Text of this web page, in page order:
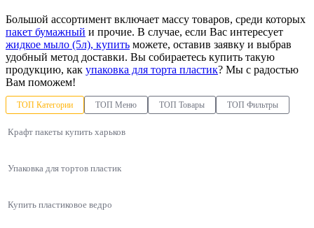
Большой ассортимент включает массу товаров, среди которых
пакет бумажный и прочие. В случае, если Вас интересует
жидкое мыло (5л), купить можете, оставив заявку и выбрав
удобный метод доставки. Вы собираетесь купить такую
продукцию, как упаковка для торта пластик? Мы с радостью
Вам поможем!
ТОП Категории ТОП Меню ТОП Товары ТОП Фильтры
Крафт пакеты купить харьков
Упаковка для тортов пластик
Купить пластиковое ведро